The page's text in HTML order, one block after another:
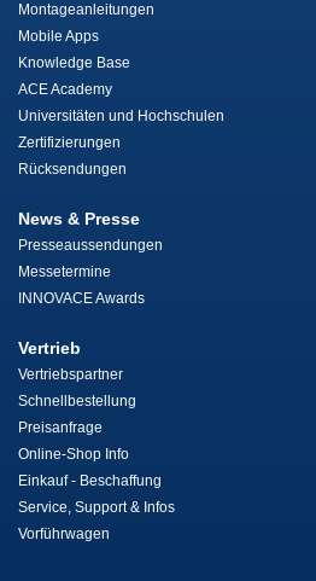
Montageanleitungen
Mobile Apps
Knowledge Base
ACE Academy
Universitäten und Hochschulen
Zertifizierungen
Rücksendungen
News & Presse
Presseaussendungen
Messetermine
INNOVACE Awards
Vertrieb
Vertriebspartner
Schnellbestellung
Preisanfrage
Online-Shop Info
Einkauf - Beschaffung
Service, Support & Infos
Vorführwagen